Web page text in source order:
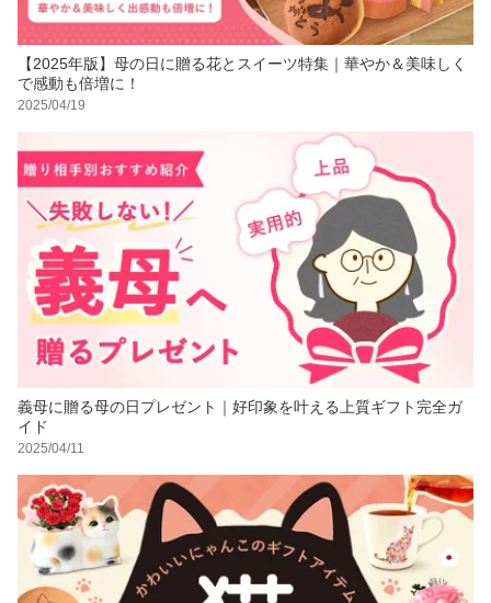
【2025年版】母の日に贈る花とスイーツ特集｜華やか＆美味しく
で感動も倍増に！
2025/04/19
義母に贈る母の日プレゼント｜好印象を叶える上質ギフト完全ガ
イド
2025/04/11